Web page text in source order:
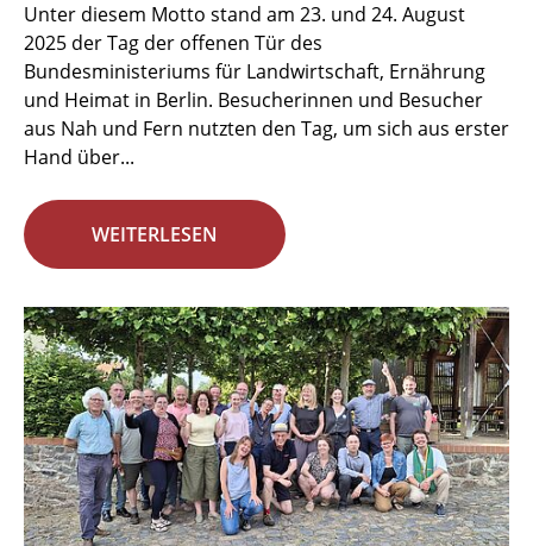
Unter diesem Motto stand am 23. und 24. August
2025 der Tag der offenen Tür des
Bundesministeriums für Landwirtschaft, Ernährung
und Heimat in Berlin. Besucherinnen und Besucher
aus Nah und Fern nutzten den Tag, um sich aus erster
Hand über...
WEITERLESEN